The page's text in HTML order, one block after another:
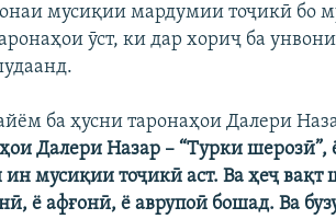
мусиқии мардумии тоҷикӣ бо
ӯст, ки дар хориҷ ба
ба ҳусни таронаҳои Далери
Далери Назар – “Турки шерозӣ”,
мусиқии тоҷикӣ аст. Ва ҳеҷ вақт
ё афғонӣ, ё аврупоӣ бошад. Ва